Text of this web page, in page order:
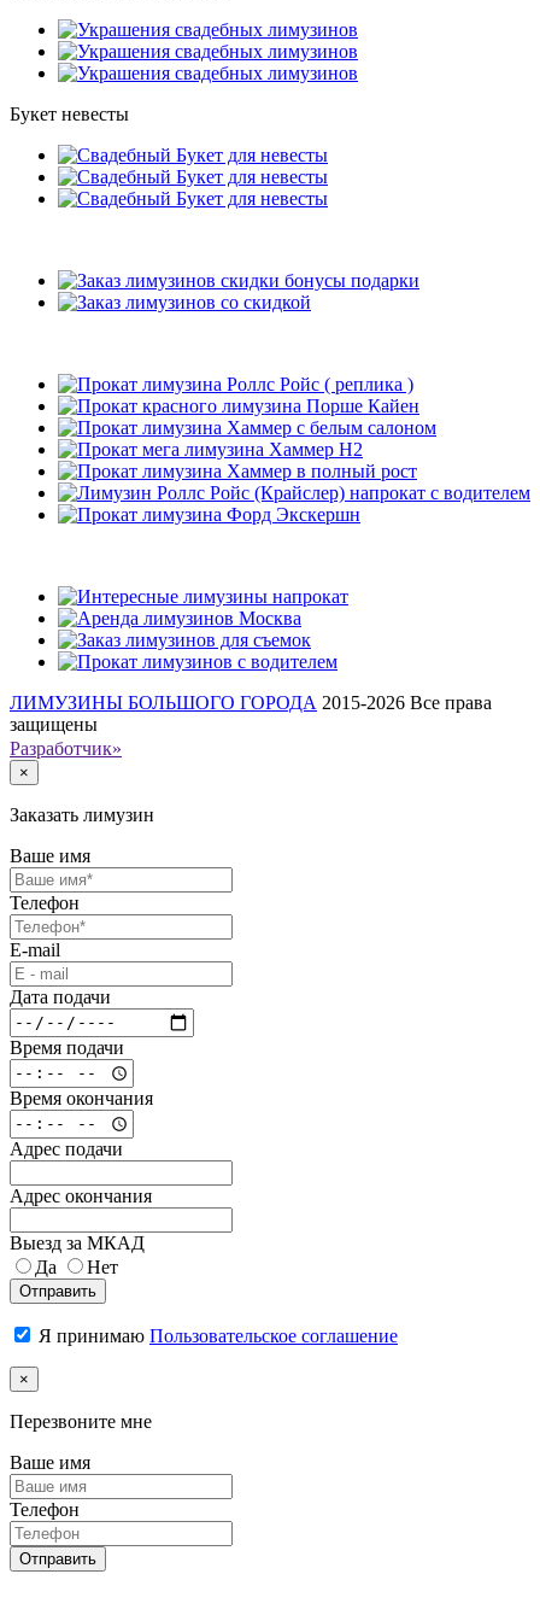
Букет невесты
ЛИМУЗИНЫ БОЛЬШОГО ГОРОДА 2015-2026 Все права
защищены
Разработчик»
×
Заказать лимузин
Ваше имя
Телефон
E-mail
Дата подачи
Время подачи
Время окончания
Адрес подачи
Адрес окончания
Выезд за МКАД
Да
Нет
Отправить
Я принимаю Пользовательское соглашение
×
Перезвоните мне
Ваше имя
Телефон
Отправить